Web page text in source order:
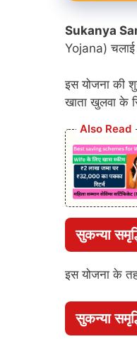
Sukanya
Yojana) चलाई
इस योजना की
खाता खुलवा के
Also Read
सुकन्या
इस योजना के
सुकन्या